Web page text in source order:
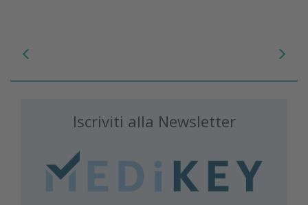
Iscriviti alla Newsletter